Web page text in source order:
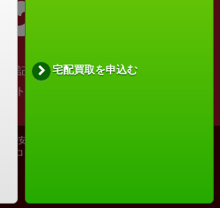
表記 プライバシーポリシー
サイトマップ
公安委員会 第631531400002号
アローズ All Rights Reserved.
宅配買取を申込む